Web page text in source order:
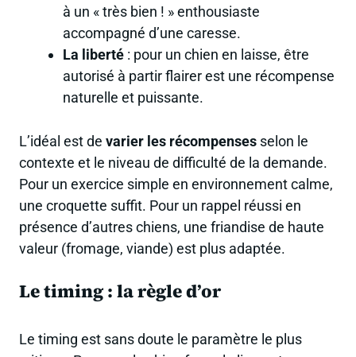
à un « très bien ! » enthousiaste
accompagné d’une caresse.
La liberté: pour un chien en laisse, être
autorisé à partir flairer est une récompense
naturelle et puissante.
L’idéal est de varier les récompenses selon le
contexte et le niveau de difficulté de la demande.
Pour un exercice simple en environnement calme,
une croquette suffit. Pour un rappel réussi en
présence d’autres chiens, une friandise de haute
valeur (fromage, viande) est plus adaptée.
Le timing : la règle d’or
Le timing est sans doute le paramètre le plus